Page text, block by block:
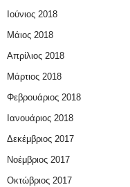
Ιούνιος 2018
Μάιος 2018
Απρίλιος 2018
Μάρτιος 2018
Φεβρουάριος 2018
Ιανουάριος 2018
Δεκέμβριος 2017
Νοέμβριος 2017
Οκτώβριος 2017